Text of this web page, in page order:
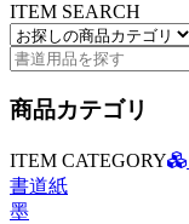
ITEM SEARCH
商品カテゴリ
ITEM CATEGORY
書道紙
墨